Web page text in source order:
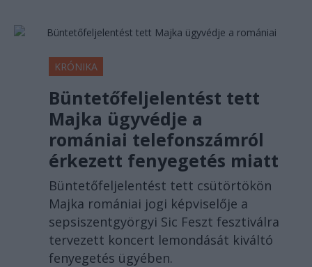
KRÓNIKA
Büntetőfeljelentést tett
Majka ügyvédje a
romániai telefonszámról
érkezett fenyegetés miatt
Büntetőfeljelentést tett csütörtökön
Majka romániai jogi képviselője a
sepsiszentgyörgyi Sic Feszt fesztiválra
tervezett koncert lemondását kiváltó
fenyegetés ügyében.